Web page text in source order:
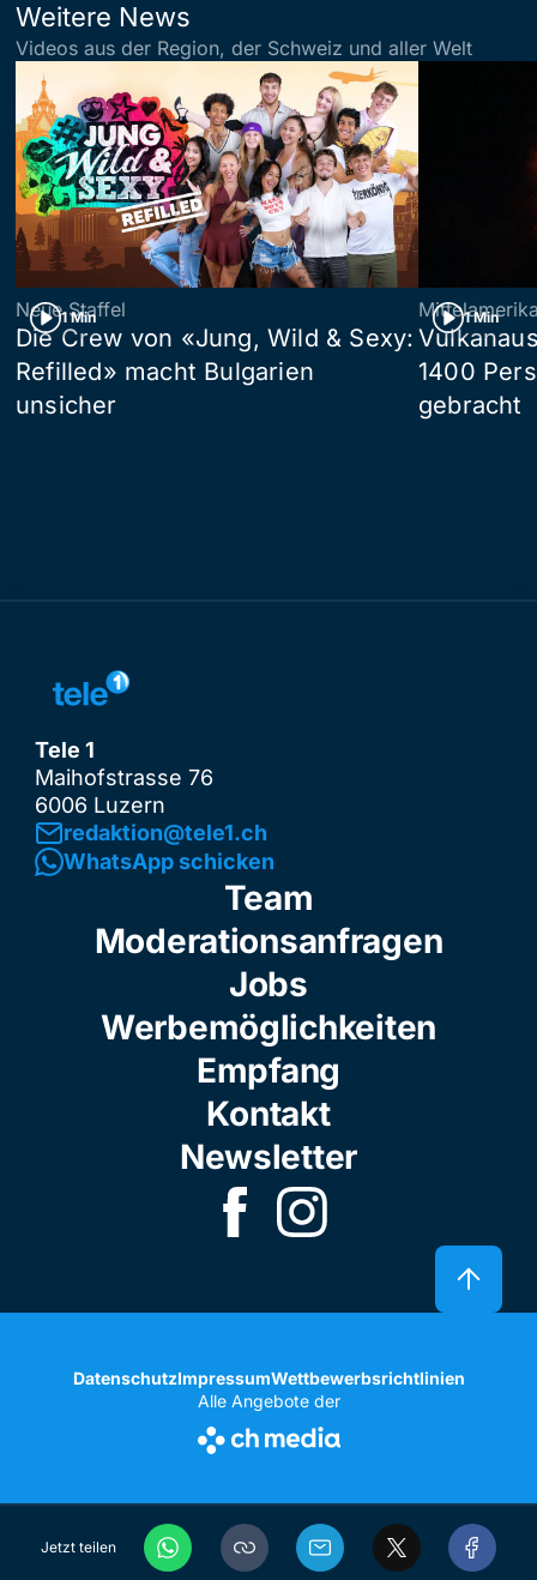
Jetzt teilen
Weitere News
Videos aus der Region, der Schweiz und aller Welt
1 Min
Neue Staffel
Die Crew von «Jung, Wild & Sexy:
Refilled» macht Bulgarien
unsicher
1 Min
1400
gebracht
Tele 1
Maihofstrasse 76
6006 Luzern
redaktion@tele1.ch
WhatsApp schicken
Team
Moderationsanfragen
Jobs
Werbemöglichkeiten
Empfang
Kontakt
Newsletter
DatenschutzImpressumWettbewerbsrichtlinien
Alle Angebote der